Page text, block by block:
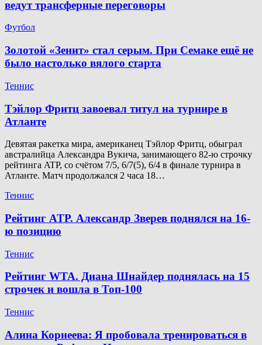
ведут трансферные переговоры
Футбол
Золотой «Зенит» стал серым. При Семаке ещё не
было настолько вялого старта
Теннис
Тэйлор Фритц завоевал титул на турнире в
Атланте
Девятая ракетка мира, американец Тэйлор Фритц, обыграл
австралийца Александра Вукича, занимающего 82-ю строчку
рейтинга ATP, со счётом 7/5, 6/7(5), 6/4 в финале турнира в
Атланте. Матч продолжался 2 часа 18…
Теннис
Рейтинг ATP. Александр Зверев поднялся на 16-
ю позицию
Теннис
Рейтинг WTA. Диана Шнайдер поднялась на 15
строчек и вошла в Топ-100
Теннис
Алина Корнеева: Я пробовала тренироваться в